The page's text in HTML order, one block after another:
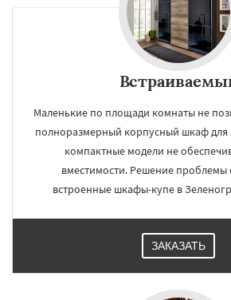
Маленькие по площади комнаты не
полноразмерный корпусный шкаф для
компактные модели не
вместимости. Решение проблемы
встроенные шкафы-купе в
ЗАКАЗАТЬ